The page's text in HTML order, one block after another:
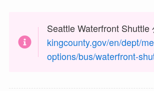
Seattle Waterfront Shuttle
kingcounty.gov/en/dept/
options/bus/waterfront-